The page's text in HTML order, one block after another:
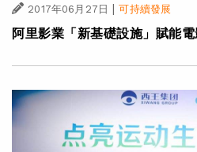
2017年06月27日 | 可持續發展
阿里影業「新基礎設施」賦能